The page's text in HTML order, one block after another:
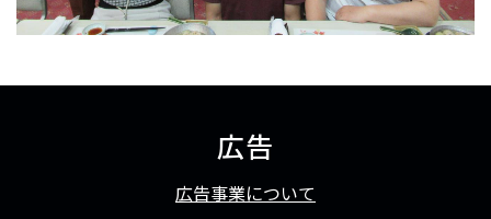
広告
広告事業について